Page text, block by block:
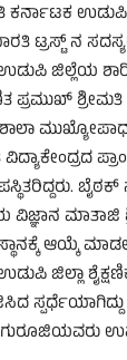
ಉಡುಪಿ
ಟ್ರಸ್ಟ್ ನ
ಉಡುಪಿ ಜಿಲ್ಲೆಯ
ಪ್ರಮುಖ್
ಬೈಠಕ್
ಮಾತಾಜಿ
ಆಯ್ಕೆ
ಜಿಲ್ಲಾ